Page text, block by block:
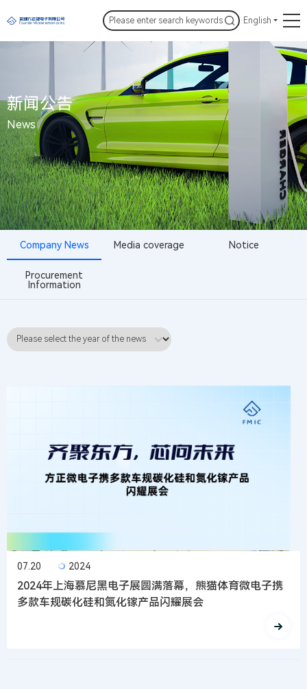
English
新闻公告
News
Company News Media coverage Notice
Procurement
Information
07.20 2024
2024年上海慕尼黑电子展圆满落幕，熊猫体育微电子携
多款车规碳化硅和氮化镓产品闪耀展会